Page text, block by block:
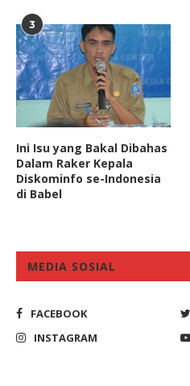
3
Ini Isu yang Bakal Dibahas
Dalam Raker Kepala
Diskominfo se-Indonesia
di Babel
MEDIA SOSIAL
FACEBOOK
INSTAGRAM